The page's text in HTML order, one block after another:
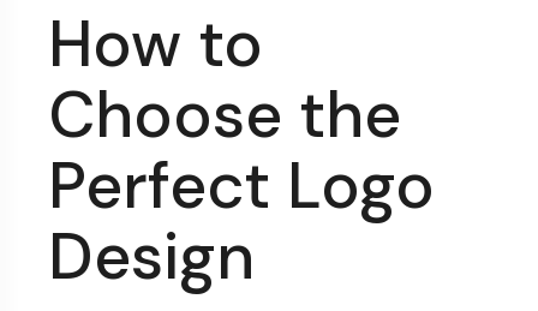
How to
Choose the
Perfect Logo
Design